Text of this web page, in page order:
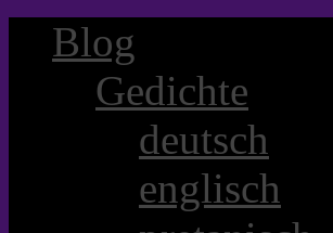
Blog
Gedichte
deutsch
englisch